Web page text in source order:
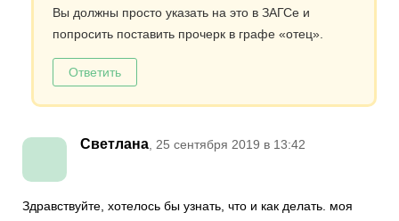
Вы должны просто указать на это в ЗАГСе и
попросить поставить прочерк в графе «отец».
Ответить
Светлана, 25 сентября 2019 в 13:42
Здравствуйте, хотелось бы узнать, что и как делать. моя